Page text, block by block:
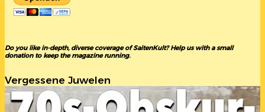
Do you like in-depth, diverse coverage of SaitenKult? Help us with a small
donation to keep the magazine running.
Vergessene Juwelen